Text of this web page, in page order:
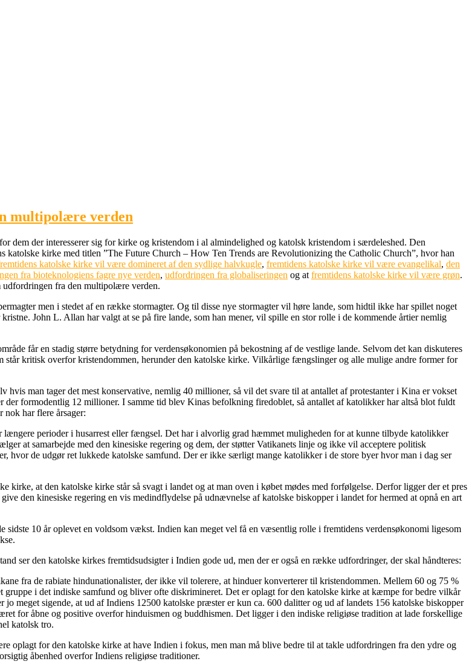
multipolære verden
dem der interesserer sig for kirke og kristendom i al almindelighed og katolsk kristendom i særdeleshed. Den
kirke med titlen ”The Future Church – How Ten Trends are Revolutionizing the Catholic Church”, hvor han
katolske kirke vil være domineret af den sydlige halvkugle, fremtidens katolske kirke vil være evangelikal, den
fra bioteknologiens fagre nye verden, udfordringen fra globaliseringen og at fremtidens katolske kirke vil være grøn.
fra den multipolære verden.
men i stedet af en række stormagter. Og til disse nye stormagter vil høre lande, som hidtil ikke har spillet noget
John L. Allan har valgt at se på fire lande, som han mener, vil spille en stor rolle i de kommende årtier nemlig
får en stadig større betydning for verdensøkonomien på bekostning af de vestlige lande. Selvom det kan diskuteres
kritisk overfor kristendommen, herunder den katolske kirke. Vilkårlige fængslinger og alle mulige andre former for
man tager det mest konservative, nemlig 40 millioner, så vil det svare til at antallet af protestanter i Kina er vokset
formodentlig 12 millioner. I samme tid blev Kinas befolkning firedoblet, så antallet af katolikker har altså blot fuldt
har flere årsager:
perioder i husarrest eller fængsel. Det har i alvorlig grad hæmmet muligheden for at kunne tilbyde katolikker
at samarbejde med den kinesiske regering og dem, der støtter Vatikanets linje og ikke vil acceptere politisk
hvor de udgør ret lukkede katolske samfund. Der er ikke særligt mange katolikker i de store byer hvor man i dag ser
kirke, at den katolske kirke står så svagt i landet og at man oven i købet mødes med forfølgelse. Derfor ligger der et pres
den kinesiske regering en vis medindflydelse på udnævnelse af katolske biskopper i landet for hermed at opnå en art
sidste 10 år oplevet en voldsom vækst. Indien kan meget vel få en væsentlig rolle i fremtidens verdensøkonomi ligesom
ser den katolske kirkes fremtidsudsigter i Indien gode ud, men der er også en række udfordringer, der skal håndteres:
fra de rabiate hindunationalister, der ikke vil tolerere, at hinduer konverterer til kristendommen. Mellem 60 og 75 %
i det indiske samfund og bliver ofte diskrimineret. Det er oplagt for den katolske kirke at kæmpe for bedre vilkår
meget sigende, at ud af Indiens 12500 katolske præster er kun ca. 600 dalitter og ud af landets 156 katolske biskopper
for åbne og positive overfor hinduismen og buddhismen. Det ligger i den indiske religiøse tradition at lade forskellige
katolsk tro.
oplagt for den katolske kirke at have Indien i fokus, men man må blive bedre til at takle udfordringen fra den ydre og
åbenhed overfor Indiens religiøse traditioner.